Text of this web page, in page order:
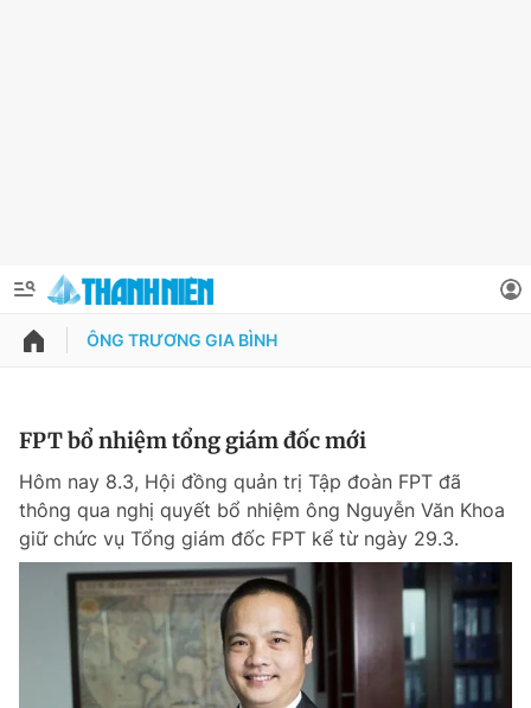
QUẢNG CÁO
Chuyên mục
Chuyên mục khác
Chào ngày mới Tin 24h
Tin thị trường Tin 360
Thông tin tài khoản
Đổi mật khẩu
Tin đã lưu
Tin đã xem
Đăng xuất
ÔNG TRƯƠNG GIA BÌNH
FPT bổ nhiệm tổng giám đốc mới
Hôm nay 8.3, Hội đồng quản trị Tập đoàn FPT đã
thông qua nghị quyết bổ nhiệm ông Nguyễn Văn Khoa
giữ chức vụ Tổng giám đốc FPT kể từ ngày 29.3.